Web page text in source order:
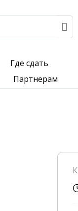
Где сдать
Партнерам
3 999 ₽